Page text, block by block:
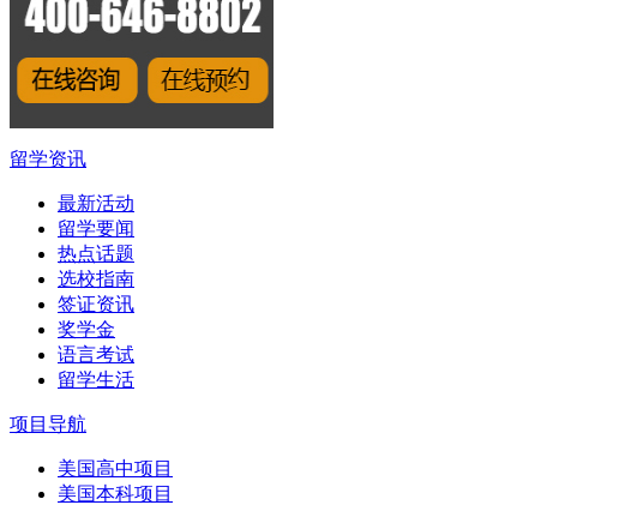
留学资讯
最新活动
留学要闻
热点话题
选校指南
签证资讯
奖学金
语言考试
留学生活
项目导航
美国高中项目
美国本科项目